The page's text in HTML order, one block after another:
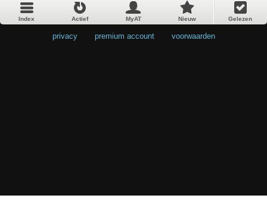
Index Actief MyAT Nieuw Gelezen
privacy premium account voorwaarden